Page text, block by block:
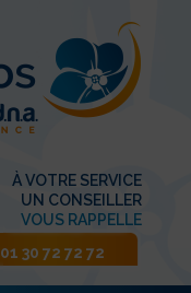
À VOTRE SERVICE
UN CONSEILLER
VOUS RAPPELLE
01 30 72 72 72